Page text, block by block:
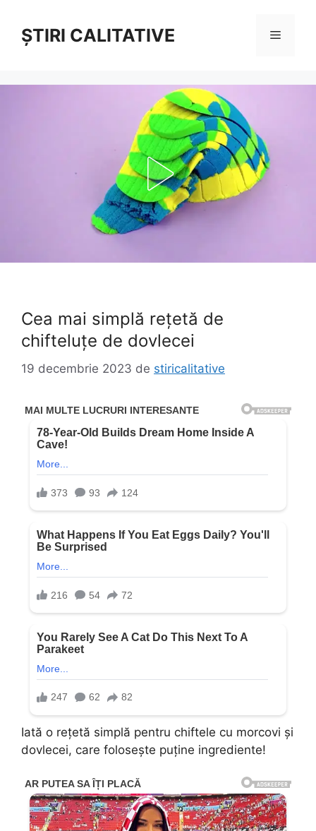
conținutȘTIRI CALITATIVE Meniu
Cea mai simplă rețetă de
chifteluțe de dovlecei
19 decembrie 2023 de stiricalitative
Iată o rețetă simplă pentru chiftele cu morcovi și
dovlecei, care folosește puține ingrediente!